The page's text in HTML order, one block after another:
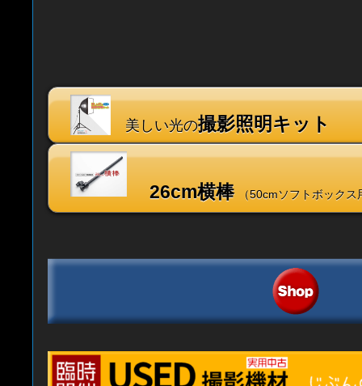
美しい光の撮影照明キット
26cm横棒 （50cmソフトボックス